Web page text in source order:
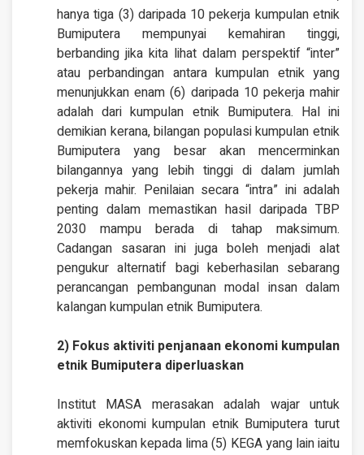
hanya tiga (3) daripada 10 pekerja kumpulan etnik
Bumiputera mempunyai kemahiran tinggi,
berbanding jika kita lihat dalam perspektif “inter”
atau perbandingan antara kumpulan etnik yang
menunjukkan enam (6) daripada 10 pekerja mahir
adalah dari kumpulan etnik Bumiputera. Hal ini
demikian kerana, bilangan populasi kumpulan etnik
Bumiputera yang besar akan mencerminkan
bilangannya yang lebih tinggi di dalam jumlah
pekerja mahir. Penilaian secara “intra” ini adalah
penting dalam memastikan hasil daripada TBP
2030 mampu berada di tahap maksimum.
Cadangan sasaran ini juga boleh menjadi alat
pengukur alternatif bagi keberhasilan sebarang
perancangan pembangunan modal insan dalam
kalangan kumpulan etnik Bumiputera.
2) Fokus aktiviti penjanaan ekonomi kumpulan
etnik Bumiputera diperluaskan
Institut MASA merasakan adalah wajar untuk
aktiviti ekonomi kumpulan etnik Bumiputera turut
memfokuskan kepada lima (5) KEGA yang lain iaitu